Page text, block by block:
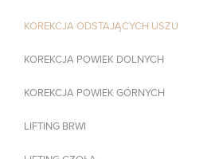
KOREKCJA ODSTAJĄCYCH USZU
KOREKCJA POWIEK DOLNYCH
KOREKCJA POWIEK GÓRNYCH
LIFTING BRWI